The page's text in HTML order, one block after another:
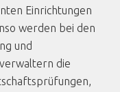
Einrichtungen
werden bei den
und
die